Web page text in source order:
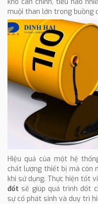
muội than lớn trong buồng
Hiệu quả của một hệ
chất lượng thiết bị mà còn
khi sử dụng. Thực hiện tốt
đốt sẽ giúp quá trình đốt
sự cố phát sinh và duy trì